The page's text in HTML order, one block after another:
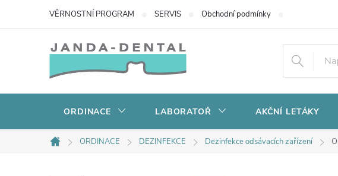
VĚRNOSTNÍ PROGRAM SERVIS Obchodní podmínky Potřebujete
ORDINACE LABORATOŘ AKČNÍ LETÁKY
Domů
ORDINACE DEZINFEKCE Dezinfekce odsávacích zařízení